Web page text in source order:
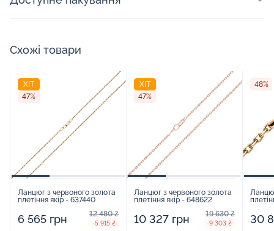
Схожі товари
ХІТ
47%
Ланцюг з червоного золота
плетіння якір - 637440
6 565 грн 12 480 ₴
-5 915 ₴
ХІТ
47%
Ланцюг з червоного золота
плетіння якір - 648622
10 327 грн 19 630 ₴
-9 303 ₴
48%
30